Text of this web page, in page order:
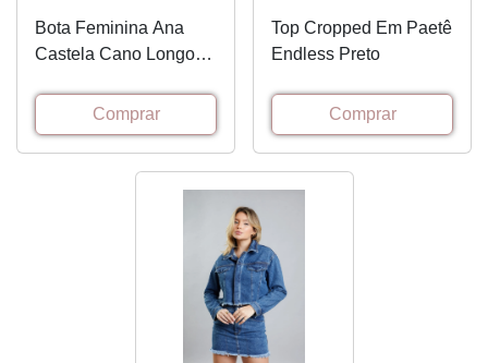
Bota Feminina Ana
Castela Cano Longo
MachadoComprar
Top Cropped Em Paetê
Endless Preto
Comprar